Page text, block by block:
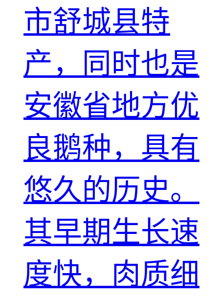
市舒城县特
产，同时也是
安徽省地方优
良鹅种，具有
悠久的历史。
其早期生长速
度快，肉质细